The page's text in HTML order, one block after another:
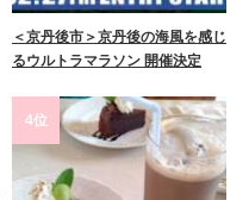
＜京丹後市＞京丹後の海風を感じ
るウルトラマラソン 開催決定
4位